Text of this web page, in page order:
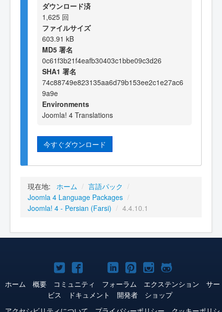
ダウンロード済
1,625 回
ファイルサイズ
603.91 kB
MD5 署名
0c61f3b21f4eafb30403c1bbe09c3d26
SHA1 署名
74c88749e823135aa6d79b153ee2c1e27ac6
9a9e
Environments
Joomla! 4 Translations
今すぐダウンロード
現在地: ホーム / 言語パック /
Joomla 4 Language Packages /
Joomla! 4 - Persian (Farsi) / 4.4.10.1
Joomla!
Twitter
Joomla!
Facebook
Joomla!
YouTube
Joomla!
LinkedIn
Joomla!
Pinterest
Joomla!
Instagram
Joomla!
GitHub
ホーム 概要 コミュニティ フォーラム エクステンション
サー
ビス
ドキュメント 開発者
ショップ